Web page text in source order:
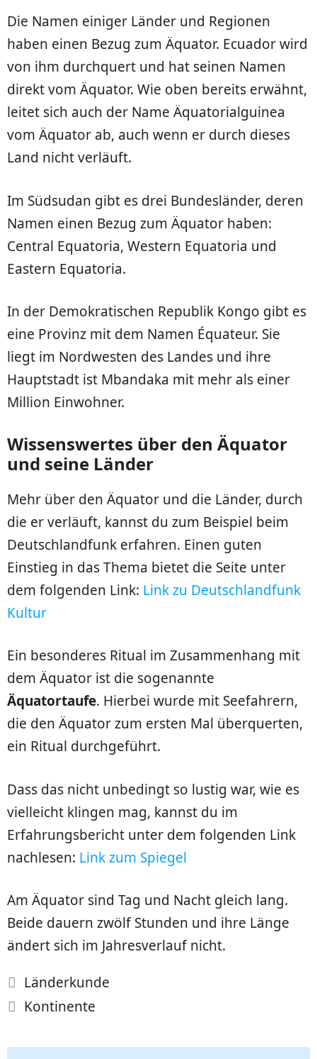
Die Namen einiger Länder und Regionen
haben einen Bezug zum Äquator. Ecuador wird
von ihm durchquert und hat seinen Namen
direkt vom Äquator. Wie oben bereits erwähnt,
leitet sich auch der Name Äquatorialguinea
vom Äquator ab, auch wenn er durch dieses
Land nicht verläuft.
Im Südsudan gibt es drei Bundesländer, deren
Namen einen Bezug zum Äquator haben:
Central Equatoria, Western Equatoria und
Eastern Equatoria.
In der Demokratischen Republik Kongo gibt es
eine Provinz mit dem Namen Équateur. Sie
liegt im Nordwesten des Landes und ihre
Hauptstadt ist Mbandaka mit mehr als einer
Million Einwohner.
Wissenswertes über den Äquator
und seine Länder
Mehr über den Äquator und die Länder, durch
die er verläuft, kannst du zum Beispiel beim
Deutschlandfunk erfahren. Einen guten
Einstieg in das Thema bietet die Seite unter
dem folgenden Link: Link zu Deutschlandfunk
Kultur
Ein besonderes Ritual im Zusammenhang mit
dem Äquator ist die sogenannte
Äquatortaufe. Hierbei wurde mit Seefahrern,
die den Äquator zum ersten Mal überquerten,
ein Ritual durchgeführt.
Dass das nicht unbedingt so lustig war, wie es
vielleicht klingen mag, kannst du im
Erfahrungsbericht unter dem folgenden Link
nachlesen: Link zum Spiegel
Am Äquator sind Tag und Nacht gleich lang.
Beide dauern zwölf Stunden und ihre Länge
ändert sich im Jahresverlauf nicht.
Kategorien
Länderkunde
Schlagwörter
Kontinente